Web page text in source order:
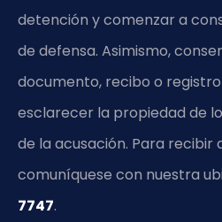
detención y comenzar a
de defensa. Asimismo,
documento, recibo o
esclarecer la propiedad de
de la acusación. Para recibir
comuníquese con nuestra
7747.